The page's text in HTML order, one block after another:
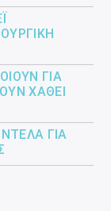
ΓΙΑ
ΧΑΘΕΊ
ΓΙΑ